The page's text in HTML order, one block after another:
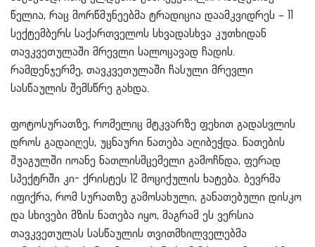
წელია, რაც მორწმუნეებმა ტრადიცია დაამკვიდრეს – 11
სექტემბერს საქართველოს სხვადასხვა კუთხიდან
თავკვეთულაში მრევლი სალოცავად ჩადის.
რამდენჯერმე, თავკვეთულაში ჩასული მრევლი
სასწაულის შემსწრე გახდა.
ფოტოსურათზე, რომელიც მტკვარზე ფეხით გადასვლის
დროს გადაიღეს, უცნაური ნათება აღიბეჭდა. ნათების
შუაგულში იოანე ნათლისმცემელი გამოჩნდა, ფერად
სპექტრში კი- ქრისტეს 12 მოციქულის ხატება. ბევრმა
იფიქრა, რომ სურათზე გამოსახული, განათებული დისკო
და სხივები მზის ნათება იყო, მაგრამ ეს ვერსია
თავკვეთულას სასწაულის თვითმხილველებმა